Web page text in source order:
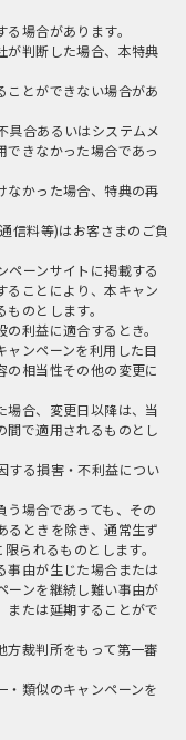
場合があります。
判断した場合、本特典
とができない場合があ
合あるいはシステムメ
できなかった場合であっ
かった場合、特典の再
信料等)はお客さまのご負
ーンサイトに掲載する
ることにより、本キャン
のとします。
利益に適合するとき。
ャンペーンを利用した目
の相当性その他の変更に
合、変更日以降は、当
間で適用されるものとし
する損害・不利益につい
場合であっても、その
るときを除き、通常生ず
られるものとします。
由が生じた場合または
ーンを継続し難い事由が
または延期することがで
裁判所をもって第一審
類似のキャンペーンを